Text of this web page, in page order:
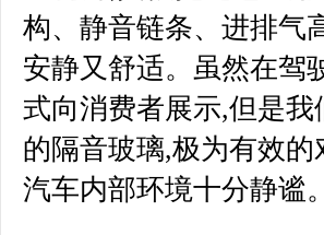
构、静音链条、进排气
安静又舒适。虽然在驾
式向消费者展示,但是
的隔音玻璃,极为有效
汽车内部环境十分静谧。